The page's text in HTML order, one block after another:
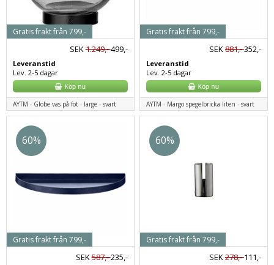
SEK1.249,-499,-
Leveranstid
Lev. 2-5 dagar
Gratis frakt från 799,-
AYTM - Globe vas på fot - large - svart
SEK881,-352,-
Leveranstid
Lev. 2-5 dagar
Gratis frakt från 799,-
AYTM - Margo spegelbricka liten - svart
60%
SEK587,-235,-
Gratis frakt från 799,-
60%
SEK278,-111,-
Gratis frakt från 799,-